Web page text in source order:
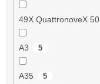
49X QuattronoveX 50
A3 5
A35 5